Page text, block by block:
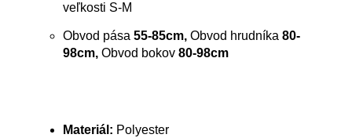
veľkosti S-M
Obvod pása 55-85cm, Obvod hrudníka 80-
98cm, Obvod bokov 80-98cm
Materiál: Polyester